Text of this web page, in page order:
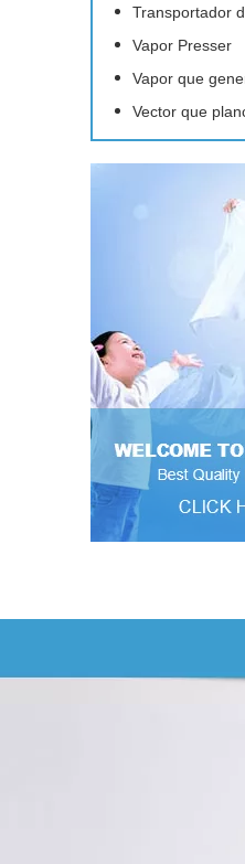
Transportador
Vapor Presser
Vapor que
Vector que